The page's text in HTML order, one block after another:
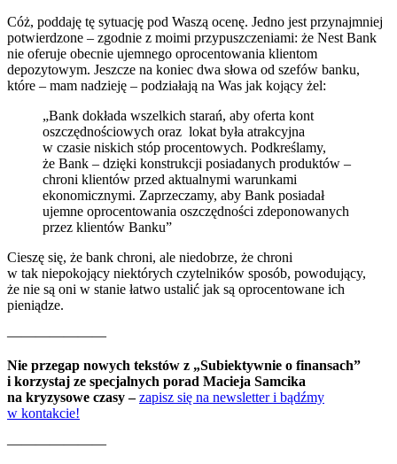
Cóż, poddaję tę sytuację pod Waszą ocenę. Jedno jest przynajmniej
potwierdzone – zgodnie z moimi przypuszczeniami: że Nest Bank
nie oferuje obecnie ujemnego oprocentowania klientom
depozytowym. Jeszcze na koniec dwa słowa od szefów banku,
które – mam nadzieję – podziałają na Was jak kojący żel:
„Bank dokłada wszelkich starań, aby oferta kont
oszczędnościowych oraz lokat była atrakcyjna
w czasie niskich stóp procentowych. Podkreślamy,
że Bank – dzięki konstrukcji posiadanych produktów –
chroni klientów przed aktualnymi warunkami
ekonomicznymi. Zaprzeczamy, aby Bank posiadał
ujemne oprocentowania oszczędności zdeponowanych
przez klientów Banku”
Cieszę się, że bank chroni, ale niedobrze, że chroni
w tak niepokojący niektórych czytelników sposób, powodujący,
że nie są oni w stanie łatwo ustalić jak są oprocentowane ich
pieniądze.
———————
Nie przegap nowych tekstów z „Subiektywnie o finansach”
i korzystaj ze specjalnych porad Macieja Samcika
na kryzysowe czasy – zapisz się na newsletter i bądźmy
w kontakcie!
———————